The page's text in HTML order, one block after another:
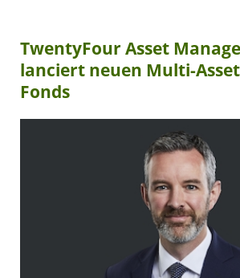
TwentyFour Asset
lanciert neuen Multi-
Fonds